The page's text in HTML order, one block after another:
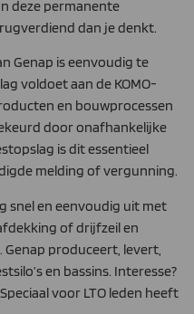
deze permanente
dan je denkt.
Genap is eenvoudig te
voldoet aan de KOMO-
en bouwprocessen
door onafhankelijke
is dit essentieel
melding of vergunning.
snel en eenvoudig uit met
of drijfzeil en
produceert, levert,
en bassins. Interesse?
voor LTO leden heeft